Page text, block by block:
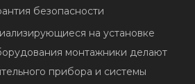
безопасности
на установке
монтажники делают
прибора и системы